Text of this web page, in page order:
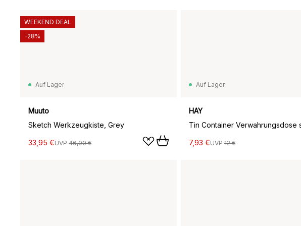
Auf Lager
Muuto
Sketch Werkzeugkiste, Grey
33,95 €UVP 46,90 €
WEEKEND DEAL
-28%
Auf Lager
HAY
7,93 €UVP 12 €